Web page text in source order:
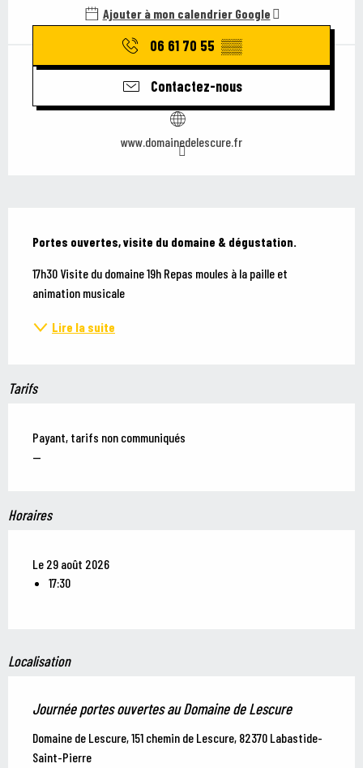
Ajouter à mon calendrier Google
06 61 70 55 ▒▒
Contactez-nous
www.domainedelescure.fr
Portes ouvertes, visite du domaine & dégustation.
17h30 Visite du domaine 19h Repas moules à la paille et
animation musicale
Lire la suite
Tarifs
Payant, tarifs non communiqués
—
Horaires
Le 29 août 2026
17:30
Localisation
Journée portes ouvertes au Domaine de Lescure
Domaine de Lescure, 151 chemin de Lescure, 82370 Labastide-
Saint-Pierre